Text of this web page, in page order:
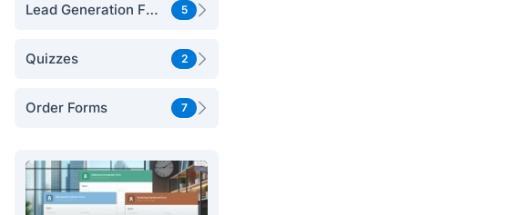
Lead Generation Forms 5
Quizzes 2
Order Forms 7